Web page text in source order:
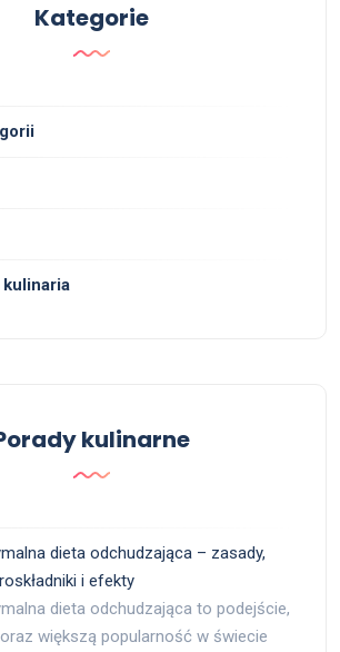
Kategorie
kulinarne
dieta odchudzająca – zasady,
i efekty
dieta odchudzająca to podejście,
większą popularność w świecie